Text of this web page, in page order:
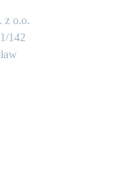
z o.o.
142